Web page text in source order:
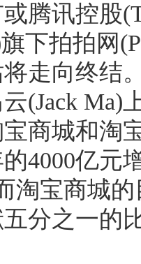
腾讯控股
下拍拍网
走向终结
(Jack Ma)
商城和淘
4000亿元
淘宝商城
分之一的